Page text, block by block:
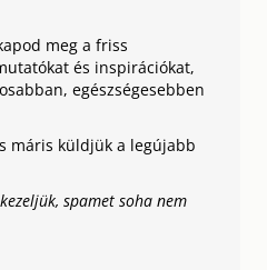
meg a friss
és inspirációkat,
egészségesebben
máris küldjük a legújabb
spamet soha nem